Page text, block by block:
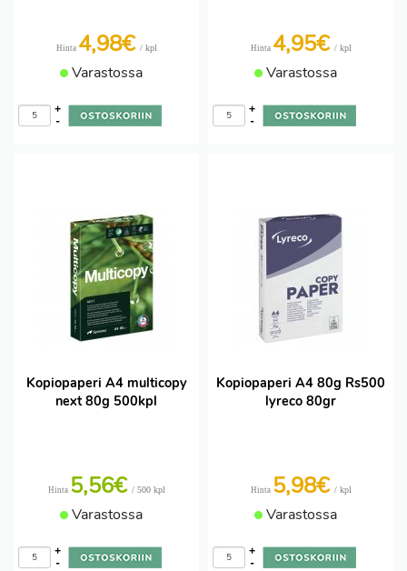
Hinta 4,98€ / kpl
Varastossa
-
+
Hinta 4,95€ / kpl
Varastossa
-
+
Kopiopaperi A4 multicopy
next 80g 500kpl
Hinta 5,56€ / 500 kpl
Varastossa
-
+
Kopiopaperi A4 80g Rs500
lyreco 80gr
Hinta 5,98€ / kpl
Varastossa
-
+